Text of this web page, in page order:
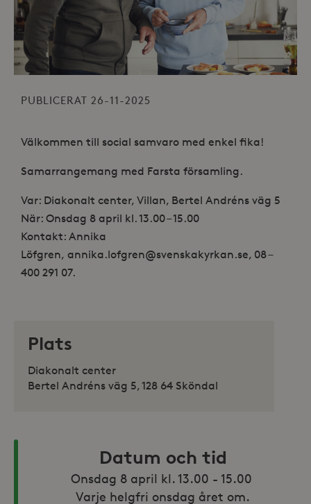
PUBLICERAT 26-11-2025
Välkommen till social samvaro med enkel fika!
Samarrangemang med Farsta församling.
Var: Diakonalt center, Villan, Bertel Andréns väg 5
När: Onsdag 8 april kl. 13.00 – 15.00
Kontakt: Annika
Löfgren, annika.lofgren@svenskakyrkan.se, 08 –
400 291 07.
Plats
Diakonalt center
Bertel Andréns väg 5, 128 64 Sköndal
Datum och tid
Onsdag 8 april kl. 13.00 - 15.00
Varje helgfri onsdag året om.